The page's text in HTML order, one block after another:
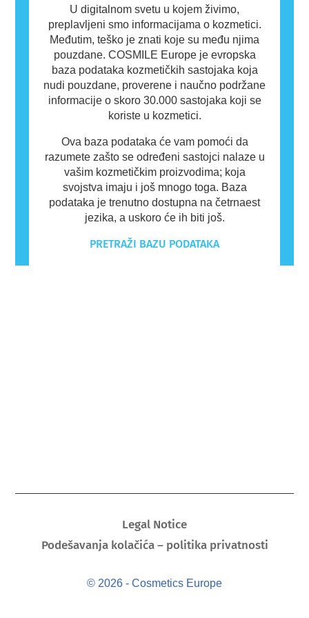
U digitalnom svetu u kojem živimo,
preplavljeni smo informacijama o kozmetici.
Međutim, teško je znati koje su među njima
pouzdane. COSMILE Europe je evropska
baza podataka kozmetičkih sastojaka koja
nudi pouzdane, proverene i naučno podržane
informacije o skoro 30.000 sastojaka koji se
koriste u kozmetici.
Ova baza podataka će vam pomoći da
razumete zašto se određeni sastojci nalaze u
vašim kozmetičkim proizvodima; koja
svojstva imaju i još mnogo toga. Baza
podataka je trenutno dostupna na četrnaest
jezika, a uskoro će ih biti još.
PRETRAŽI BAZU PODATAKA
Legal Notice
Podešavanja kolačića – politika privatnosti
© 2026 - Cosmetics Europe